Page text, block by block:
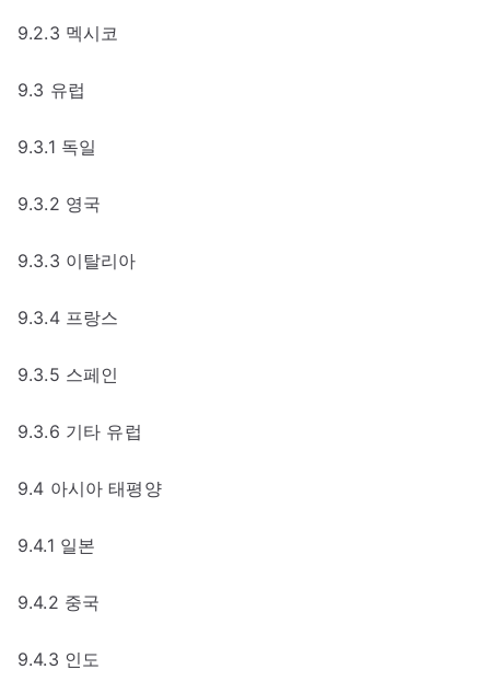
9.2.3 멕시코
9.3 유럽
9.3.1 독일
9.3.2 영국
9.3.3 이탈리아
9.3.4 프랑스
9.3.5 스페인
9.3.6 기타 유럽
9.4 아시아 태평양
9.4.1 일본
9.4.2 중국
9.4.3 인도